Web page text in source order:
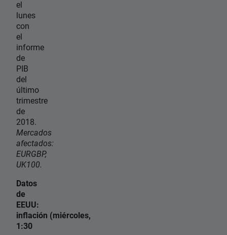
el
lunes
con
el
informe
de
PIB
del
último
trimestre
de
2018.
Mercados
afectados:
EURGBP,
UK100.
Datos
de
EEUU:
inflación (miércoles,
1:30